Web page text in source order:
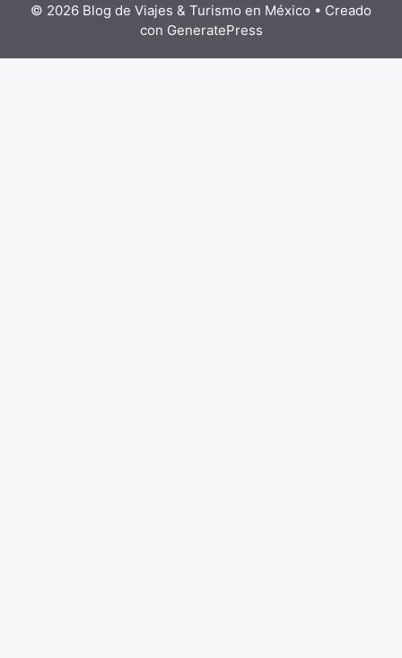
© 2026 Blog de Viajes & Turismo en México • Creado
con GeneratePress